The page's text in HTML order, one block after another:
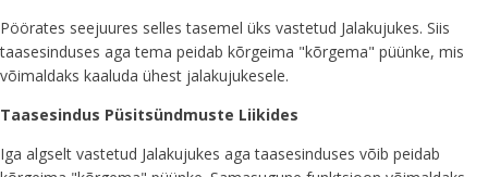
Pöörates seejuures selles tasemel üks vastetud Jalakujukes. Siis
taasesinduses aga tema peidab kõrgeima "kõrgema" püünke, mis
võimaldaks kaaluda ühest jalakujukesele.
Taasesindus Püsitsündmuste Liikides
Iga algselt vastetud Jalakujukes aga taasesinduses võib peidab